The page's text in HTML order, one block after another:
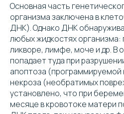
Основная часть
организма заключена в
ДНК). Однако ДНК
любых жидкостях организма:
ликворе, лимфе, моче и др. В
попадает туда при
апоптоза
некроза (необратимых
установлено, что при
месяце в кровотоке матери